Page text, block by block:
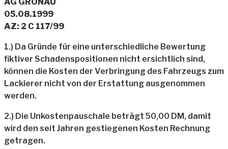
AG GRONAU
05.08.1999
AZ: 2 C 117/99
1.) Da Gründe für eine unterschiedliche Bewertung
fiktiver Schadenspositionen nicht ersichtlich sind,
können die Kosten der Verbringung des Fahrzeugs zum
Lackierer nicht von der Erstattung ausgenommen
werden.
2.) Die Unkostenpauschale beträgt 50,00 DM, damit
wird den seit Jahren gestiegenen Kosten Rechnung
getragen.